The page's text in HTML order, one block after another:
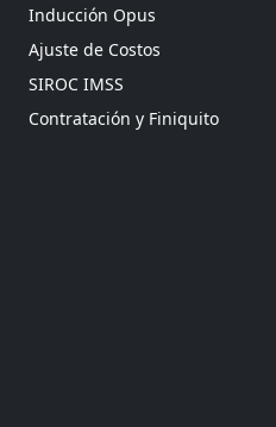
Inducción Opus
Ajuste de Costos
SIROC IMSS
Contratación y Finiquito